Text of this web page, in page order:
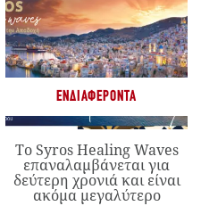
ΕΝΔΙΑΦΈΡΟΝΤΑ
Το Syros Healing Waves
επαναλαμβάνεται για
δεύτερη χρονιά και είναι
ακόμα μεγαλύτερο